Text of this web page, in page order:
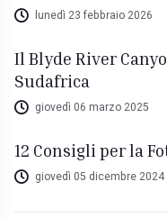
lunedì 23 febbraio 2026
Il Blyde River
Sudafrica
giovedì 06 marzo 2025
12 Consigli per la
giovedì 05 dicembre 2024